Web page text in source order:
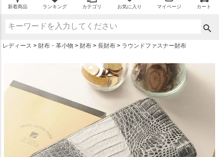
新着商品 ランキング カテゴリ お気に入り マイページ カート
レディース 財布・革小物 財布 長財布 ラウンドファスナー財布